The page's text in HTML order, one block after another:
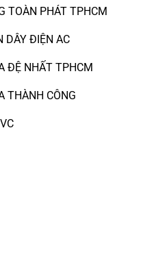
TOÀN PHÁT TPHCM
DÂY ĐIỆN AC
ĐỆ NHẤT TPHCM
THÀNH CÔNG